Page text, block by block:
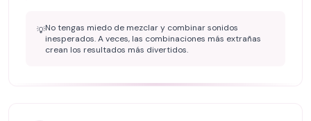
💡No tengas miedo de mezclar y combinar sonidos
inesperados. A veces, las combinaciones más extrañas
crean los resultados más divertidos.